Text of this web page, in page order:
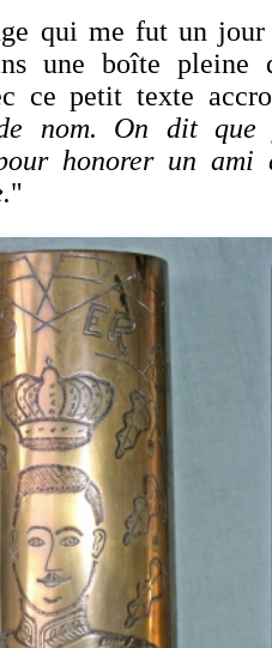
qui me fut un jour
une boîte pleine
ce petit texte
nom. On dit que
honorer un
"